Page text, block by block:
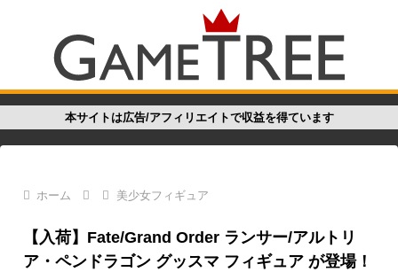
本サイトは広告/アフィリエイトで収益を得ています
ホーム 美少女フィギュア
【入荷】Fate/Grand Order ランサー/アルトリ
ア・ペンドラゴン グッスマ フィギュア が登場！